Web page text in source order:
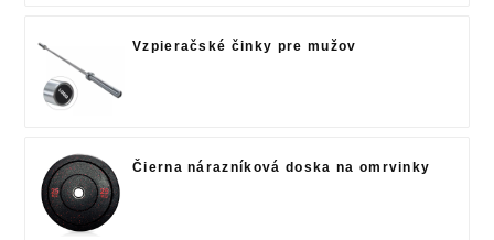
Vzpieračské činky pre mužov
Čierna nárazníková doska na omrvinky